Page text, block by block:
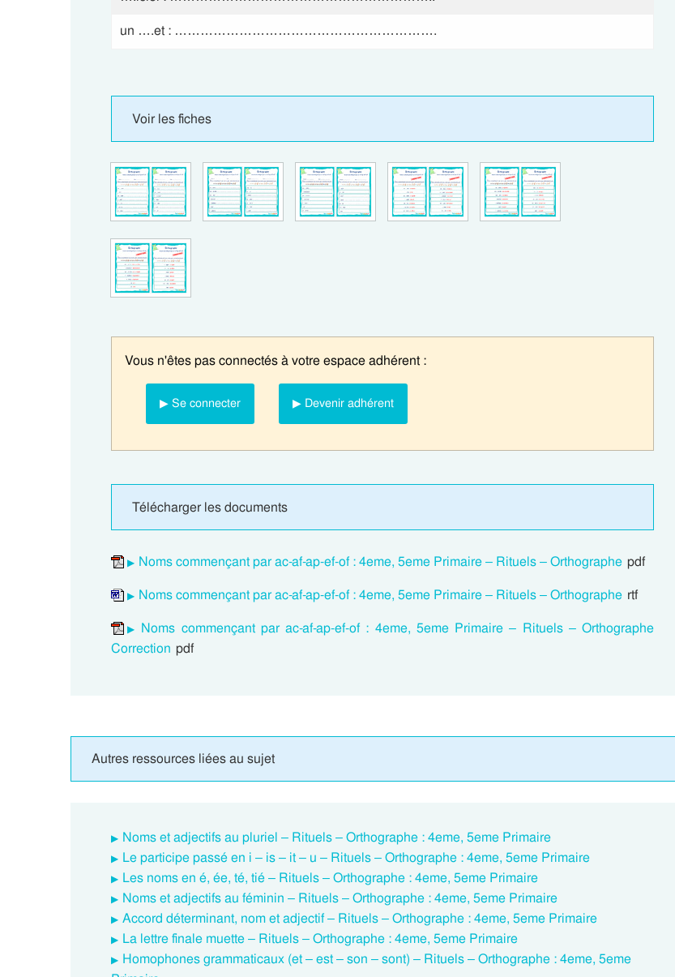
un ….et : …………………………………………………….
Voir les fiches
Vous n'êtes pas connectés à votre espace adhérent :
▶ Se connecter ▶ Devenir adhérent
Télécharger les documents
Noms commençant par ac-af-ap-ef-of : 4eme, 5eme Primaire – Rituels – Orthographe pdf
Noms commençant par ac-af-ap-ef-of : 4eme, 5eme Primaire – Rituels – Orthographe rtf
Noms commençant par ac-af-ap-ef-of : 4eme, 5eme Primaire – Rituels – Orthographe
Correction pdf
Autres ressources liées au sujet
Noms et adjectifs au pluriel – Rituels – Orthographe : 4eme, 5eme Primaire
Le participe passé en i – is – it – u – Rituels – Orthographe : 4eme, 5eme Primaire
Les noms en é, ée, té, tié – Rituels – Orthographe : 4eme, 5eme Primaire
Noms et adjectifs au féminin – Rituels – Orthographe : 4eme, 5eme Primaire
Accord déterminant, nom et adjectif – Rituels – Orthographe : 4eme, 5eme Primaire
La lettre finale muette – Rituels – Orthographe : 4eme, 5eme Primaire
Homophones grammaticaux (et – est – son – sont) – Rituels – Orthographe : 4eme, 5eme